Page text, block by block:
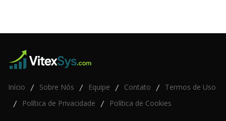
Início / Sobre Nós / Equipe / Contato / Termos de Uso
/ Política de Privacidade / Política de Cookies